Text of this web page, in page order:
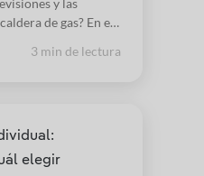
y las
de gas? En el
3 min de lectura
elegir